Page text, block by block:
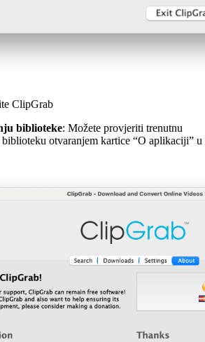
ClipGrab
biblioteke: Možete provjeriti trenutnu
otvaranjem kartice “O aplikaciji” u